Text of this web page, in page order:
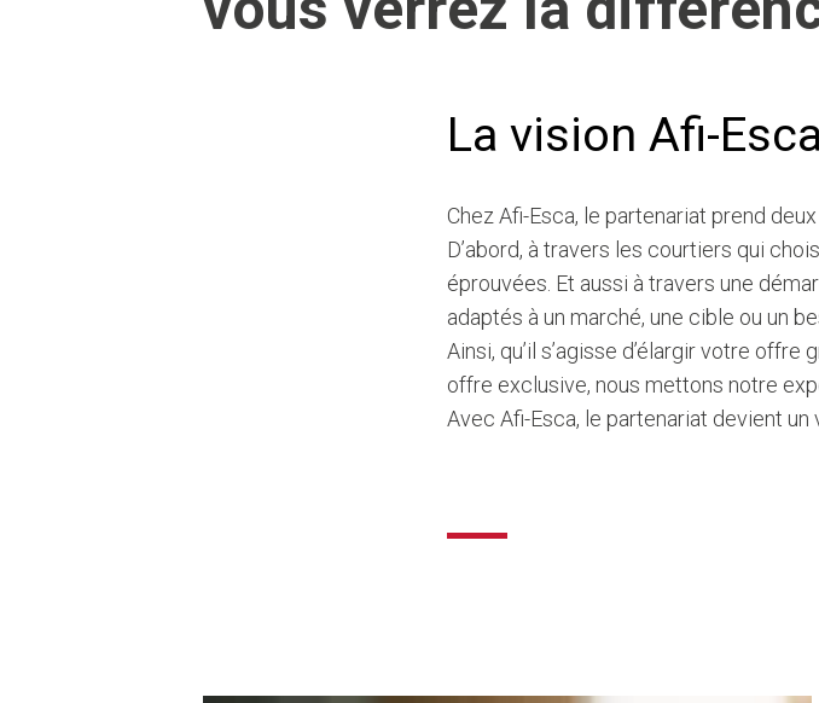
La vision Afi-
Chez Afi-Esca, le partenariat prend
D’abord, à travers les courtiers qui
éprouvées. Et aussi à travers une
adaptés à un marché, une cible ou un
Ainsi, qu’il s’agisse d’élargir votre
offre exclusive, nous mettons notre
Avec Afi-Esca, le partenariat devient